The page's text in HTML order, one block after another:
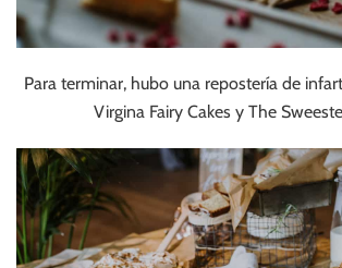
Para terminar, hubo una repostería de
Virgina Fairy Cakes y The